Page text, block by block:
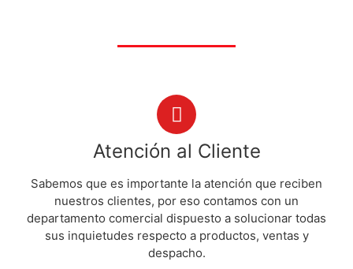
Atención al Cliente
Sabemos que es importante la atención que reciben
nuestros clientes, por eso contamos con un
departamento comercial dispuesto a solucionar todas
sus inquietudes respecto a productos, ventas y
despacho.